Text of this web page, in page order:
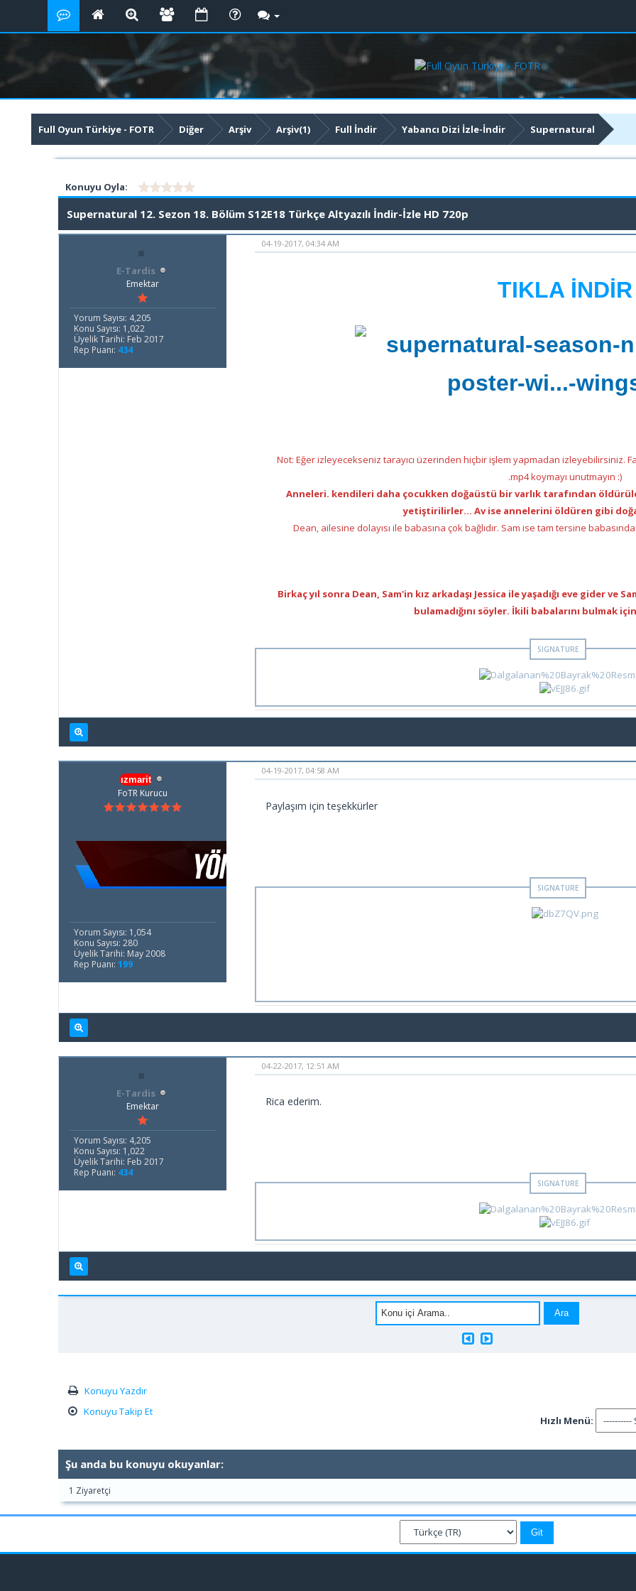
Full Oyun Türkiye - FOTR Diğer Arşiv Arşiv(1) Full İndir Yabancı Dizi İzle-İndir Supernatural
Supernatural 12. Sezon 18. Bölüm S12E18 Türkçe Altyazılı İndir-İzle HD 720p
Konuyu Oyla:
Supernatural 12. Sezon 18. Bölüm S12E18 Türkçe Altyazılı İndir-İzle HD 720p
E-Tardis
Emektar
Yorum Sayısı: 4,205
Konu Sayısı: 1,022
Üyelik Tarihi: Feb 2017
Rep Puanı: 434
04-19-2017, 04:34 AM
TIKLA İNDİR
Not: Eğer izleyecekseniz tarayıcı üzerinden hiçbir işlem yapmadan
.mp4 koymayı unutmayın :)
Anneleri. kendileri daha çocukken doğaüstü bir varlık tarafından
yetiştirilirler... Av ise annelerini öldüren gibi
Dean, ailesine dolayısı ile babasına çok bağlıdır. Sam ise tam tersine
Birkaç yıl sonra Dean, Sam'in kız arkadaşı Jessica ile yaşadığı eve gider ve
bulamadığını söyler. İkili babalarını bulmak
ızmarit
FoTR Kurucu
Yorum Sayısı: 1,054
Konu Sayısı: 280
Üyelik Tarihi: May 2008
Rep Puanı: 199
04-19-2017, 04:58 AM
Paylaşım için teşekkürler
E-Tardis
Emektar
Yorum Sayısı: 4,205
Konu Sayısı: 1,022
Üyelik Tarihi: Feb 2017
Rep Puanı: 434
04-22-2017, 12:51 AM
Rica ederim.
Konuyu Yazdır
Konuyu Takip Et
Hızlı Menü:
Şu anda bu konuyu okuyanlar:
1 Ziyaretçi